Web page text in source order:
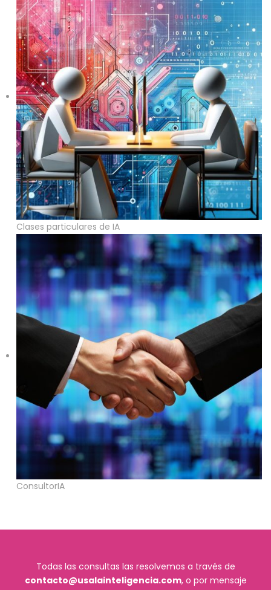
Clases particulares de IA
ConsultorIA
Todas las consultas las resolvemos a través de
contacto@usalainteligencia.com, o por mensaje